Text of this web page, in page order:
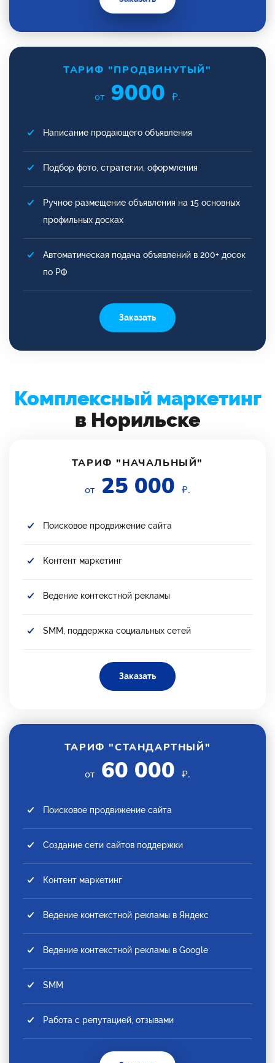
ТАРИФ "ПРОДВИНУТЫЙ"
от 9000 ₽.
Написание продающего объявления
Подбор фото, стратегии, оформления
Ручное размещение объявления на 15 основных
профильных досках
Автоматическая подача объявлений в 200+ досок
по РФ
Заказать
Комплексный маркетинг
в Норильске
ТАРИФ "НАЧАЛЬНЫЙ"
от 25 000 ₽.
Поисковое продвижение сайта
Контент маркетинг
Ведение контекстной рекламы
SMM, поддержка социальных сетей
Заказать
ТАРИФ "СТАНДАРТНЫЙ"
от 60 000 ₽.
Поисковое продвижение сайта
Создание сети сайтов поддержки
Контент маркетинг
Ведение контекстной рекламы в Яндекс
Ведение контекстной рекламы в Google
SMM
Работа с репутацией, отзывами